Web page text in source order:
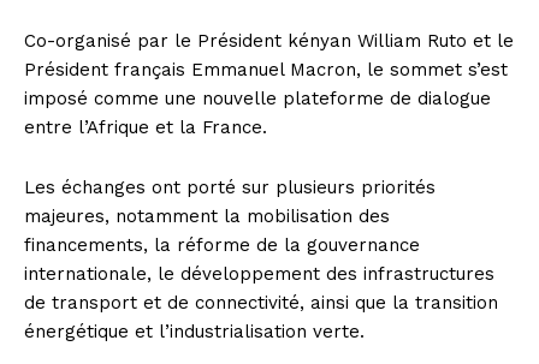
Co-organisé par le Président kényan William Ruto et le
Président français Emmanuel Macron, le sommet s’est
imposé comme une nouvelle plateforme de dialogue
entre l’Afrique et la France.
Les échanges ont porté sur plusieurs priorités
majeures, notamment la mobilisation des
financements, la réforme de la gouvernance
internationale, le développement des infrastructures
de transport et de connectivité, ainsi que la transition
énergétique et l’industrialisation verte.